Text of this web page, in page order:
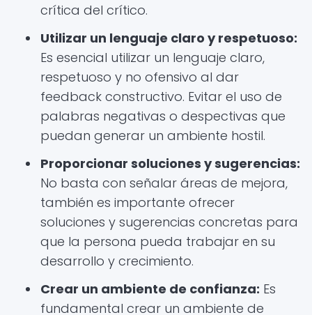
crítica del crítico.
Utilizar un lenguaje claro y respetuoso:
Es esencial utilizar un lenguaje claro,
respetuoso y no ofensivo al dar
feedback constructivo. Evitar el uso de
palabras negativas o despectivas que
puedan generar un ambiente hostil.
Proporcionar soluciones y sugerencias:
No basta con señalar áreas de mejora,
también es importante ofrecer
soluciones y sugerencias concretas para
que la persona pueda trabajar en su
desarrollo y crecimiento.
Crear un ambiente de confianza: Es
fundamental crear un ambiente de